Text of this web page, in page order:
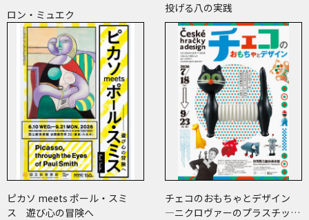
ロン・ミュエク
投げる八の実践
ピカソ meets ポール・スミ
ス 遊び心の冒険へ
チェコのおもちゃとデザイン
―ニクロヴァーのプラスチッ